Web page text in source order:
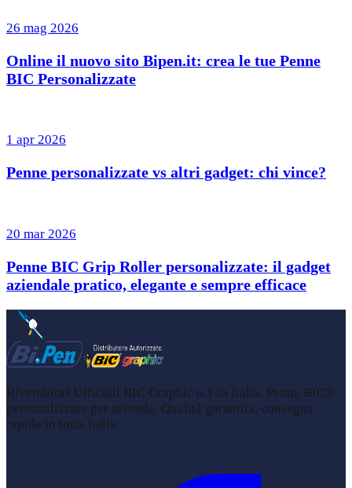
26 mag 2026
Online il nuovo sito Bipen.it: crea le tue Penne
BIC Personalizzate
1 apr 2026
Penne personalizzate vs altri gadget: chi vince?
20 mar 2026
Penne BIC Grip Roller personalizzate: il gadget
aziendale pratico, elegante e sempre efficace
Rivenditori Ufficiali BIC Graphic n.1 in Italia. Penne BIC®
personalizzate per aziende. Qualità garantita, consegna
rapida in tutta Italia.